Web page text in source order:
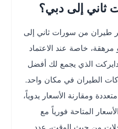
إلى دبي؟
من سورات ثاني إلى
خاصة عند الاعتماد
الذي يجمع لك أفضل
في مكان واحد.
الأسعار يدوياً،
فورياً مع
من حيث الوقت، عدد